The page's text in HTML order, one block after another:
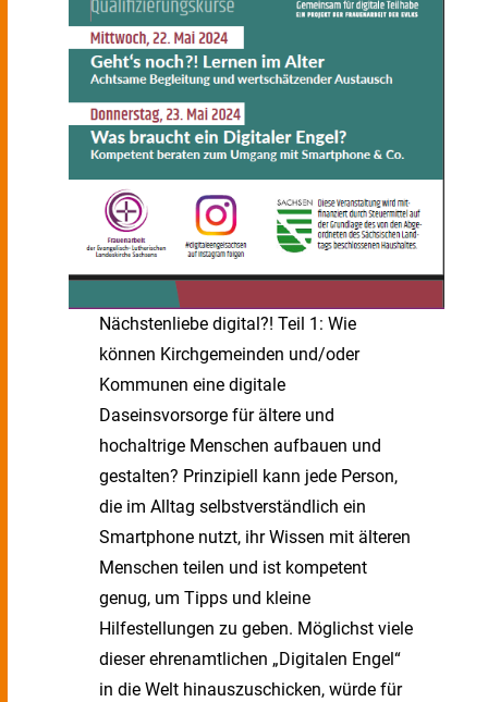
Nächstenliebe digital?! Teil 1: Wie
können Kirchgemeinden und/oder
Kommunen eine digitale
Daseinsvorsorge für ältere und
hochaltrige Menschen aufbauen und
gestalten? Prinzipiell kann jede Person,
die im Alltag selbstverständlich ein
Smartphone nutzt, ihr Wissen mit älteren
Menschen teilen und ist kompetent
genug, um Tipps und kleine
Hilfestellungen zu geben. Möglichst viele
dieser ehrenamtlichen „Digitalen Engel“
in die Welt hinauszuschicken, würde für